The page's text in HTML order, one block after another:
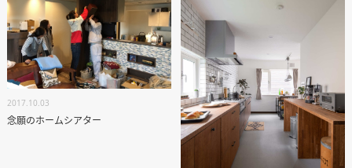
2017.10.03
念願のホームシアター